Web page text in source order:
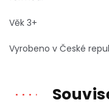
Věk 3+
Vyrobeno v České